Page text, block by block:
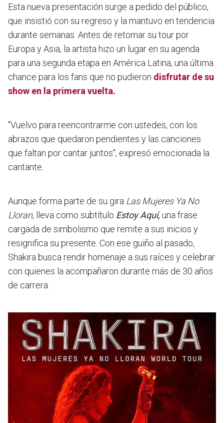
Esta nueva presentación surge a pedido del público,
que insistió con su regreso y la mantuvo en tendencia
durante semanas. Antes de retomar su tour por
Europa y Asia, la artista hizo un lugar en su agenda
para una segunda etapa en América Latina, una última
chance para los fans que no pudieron disfrutar de su
show en la primera vuelta.
"Vuelvo para reencontrarme con ustedes, con los
abrazos que quedaron pendientes y las canciones
que faltan por cantar juntos", expresó emocionada la
cantante.
Aunque forma parte de su gira Las Mujeres Ya No
Lloran, lleva como subtítulo Estoy Aquí,una frase
cargada de simbolismo que remite a sus inicios y
resignifica su presente. Con ese guiño al pasado,
Shakira busca rendir homenaje a sus raíces y celebrar
con quienes la acompañaron durante más de 30 años
de carrera.